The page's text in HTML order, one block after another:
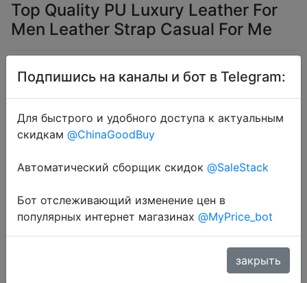
Top Quality PU Luxury Leather For
Men Leather Strap Casual For Me
$2.91
Coins
Перейти в магазин
Знижка монетками 211-235 Coins у додатку через
Подпишись на каналы и бот в Telegram:
Для быстрого и удобного доступа к актуальным
скидкам @ChinaGoodBuy
Автоматический сборщик скидок @SaleStack
Бот отслеживающий изменение цен в
популярных интернет магазинах @MyPrice_bot
закрыть